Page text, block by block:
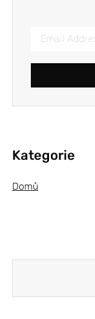
Kategorie
Domů